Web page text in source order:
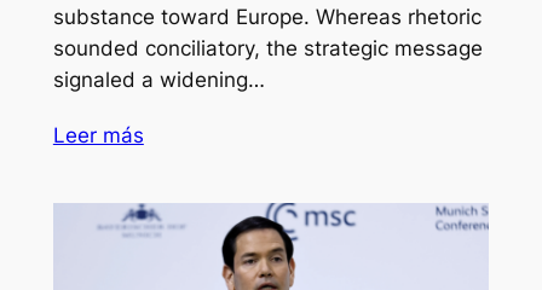
substance toward Europe. Whereas rhetoric
sounded conciliatory, the strategic message
signaled a widening…
Leer más